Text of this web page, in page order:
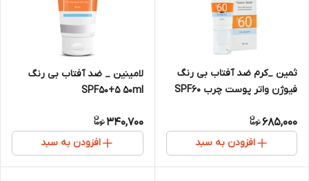
ثمین _کرم ضد آفتاب بی رنگ
فیوژن واتر پوست چرب SPF60
685,000
افزودن به سبد
لامینین _ ضد آفتاب بی رنگ
SPF50+5 50ml
340,700
افزودن به سبد